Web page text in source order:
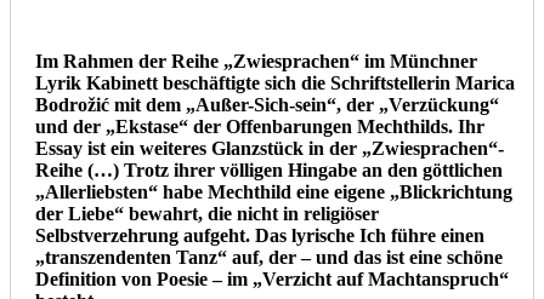
Im Rahmen der Reihe „Zwiesprachen“ im Münchner
Lyrik Kabinett beschäftigte sich die Schriftstellerin Marica
Bodrožić mit dem „Außer-Sich-sein“, der „Verzückung“
und der „Ekstase“ der Offenbarungen Mechthilds. Ihr
Essay ist ein weiteres Glanzstück in der „Zwiesprachen“-
Reihe (…) Trotz ihrer völligen Hingabe an den göttlichen
„Allerliebsten“ habe Mechthild eine eigene „Blickrichtung
der Liebe“ bewahrt, die nicht in religiöser
Selbstverzehrung aufgeht. Das lyrische Ich führe einen
„transzendenten Tanz“ auf, der – und das ist eine schöne
Definition von Poesie – im „Verzicht auf Machtanspruch“